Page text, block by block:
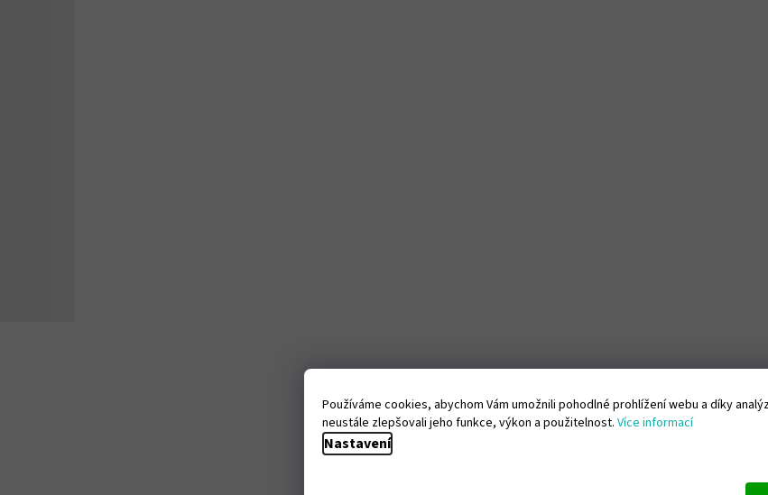
Používáme cookies, abychom Vám umožnili pohodlné prohlížení webu a díky
neustále zlepšovali jeho funkce, výkon a použitelnost. Více informací
Nastavení